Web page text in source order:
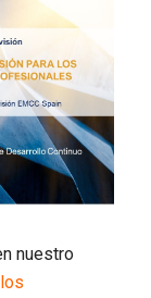
nuestro